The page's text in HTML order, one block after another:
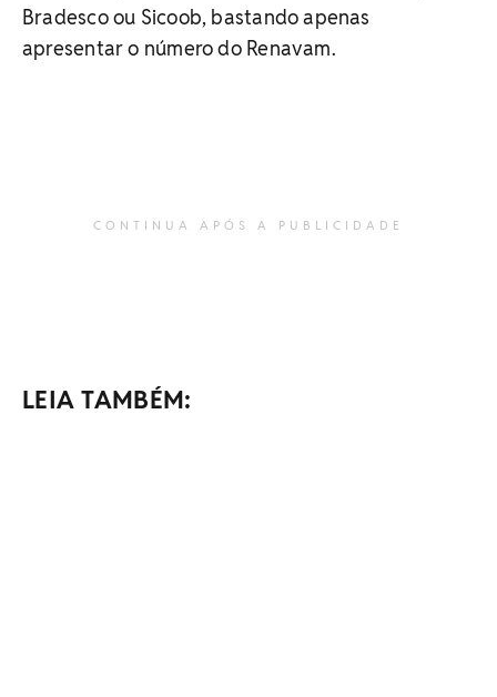
Bradesco ou Sicoob, bastando apenas
apresentar o número do Renavam.
CONTINUA APÓS A PUBLICIDADE
LEIA TAMBÉM: